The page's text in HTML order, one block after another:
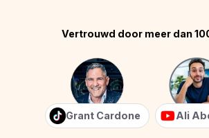
Vertrouwd door meer dan
Grant Cardone Ali